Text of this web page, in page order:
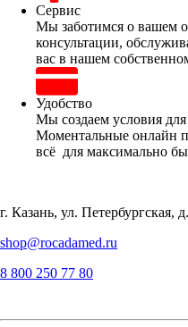
Сервис
Мы заботимся о вашем
консультации,
вас в нашем
Удобство
Мы создаем условия
Моментальные онлайн
всё для максимально
г. Казань, ул. Петербургская,
shop@rocadamed.ru
8 800 250 77 80